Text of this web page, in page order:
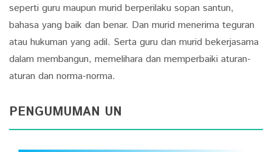
PENGUMUMAN UN
seperti guru maupun murid berperilaku sopan santun,
bahasa yang baik dan benar. Dan murid menerima teguran
atau hukuman yang adil. Serta guru dan murid bekerjasama
dalam membangun, memelihara dan memperbaiki aturan-
aturan dan norma-norma.